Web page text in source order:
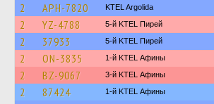
2 APH-7820 KTEL Argolida
2 YZ-4788 5-й KTEL Пирей
2 37933 5-й KTEL Пирей
2 ON-3835 1-й KTEL Афины
2 BZ-9067 3-й KTEL Афины
2 87424 1-й KTEL Афины